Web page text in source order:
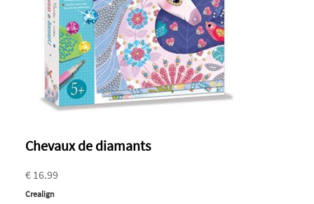
Chevaux de diamants
€ 16.99
Crealign